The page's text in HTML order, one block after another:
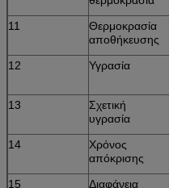
11
Θερμοκρασία
αποθήκευσης
12
Υγρασία
13
Σχετική
υγρασία
14
Χρόνος
απόκρισης
15 Διαφάνεια